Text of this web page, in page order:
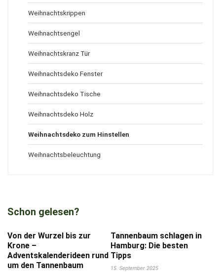
Weihnachtskrippen
Weihnachtsengel
Weihnachtskranz Tür
Weihnachtsdeko Fenster
Weihnachtsdeko Tische
Weihnachtsdeko Holz
Weihnachtsdeko zum Hinstellen
Weihnachtsbeleuchtung
Schon gelesen?
Von der Wurzel bis zur
Krone –
Adventskalenderideen rund
um den Tannenbaum
Tannenbaum schlagen in
Hamburg: Die besten
Tipps
15. September 2025